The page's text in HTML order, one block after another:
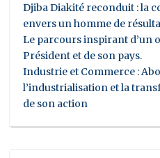
Djiba Diakité reconduit : la
envers un homme de
Le parcours inspirant d’un
Président et de son pays.
Industrie et Commerce :
l’industrialisation et la
de son action